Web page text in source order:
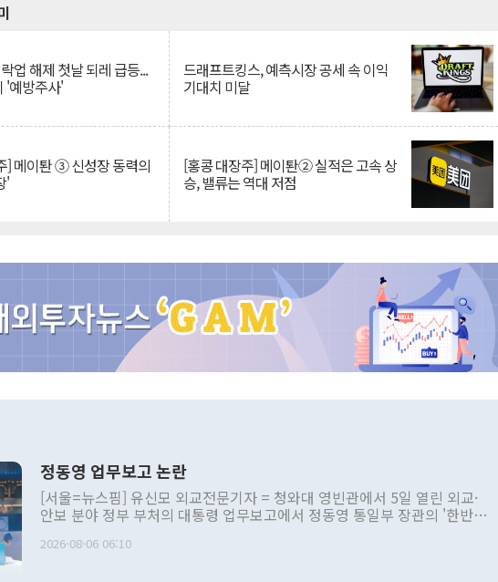
업 해제 첫날 되레 급등...
'예방주사'
드래프트킹스, 예측시장 공세 속 이익
기대치 미달
] 메이퇀 ③ 신성장 동력의
'
[홍콩 대장주] 메이퇀② 실적은 고속 상
승, 밸류는 역대 저점
정동영 업무보고 논란
[서울=뉴스핌] 유신모 외교전문기자 = 청와대 영빈관에서 5일 열린 외교·
안보 분야 정부 부처의 대통령 업무보고에서 정동영 통일부 장관의 '한반도
발언 중에는 정부 내 조율을 거치지 않은 사안을 정책으로 추진하겠다고 공
2026-08-06 06:10